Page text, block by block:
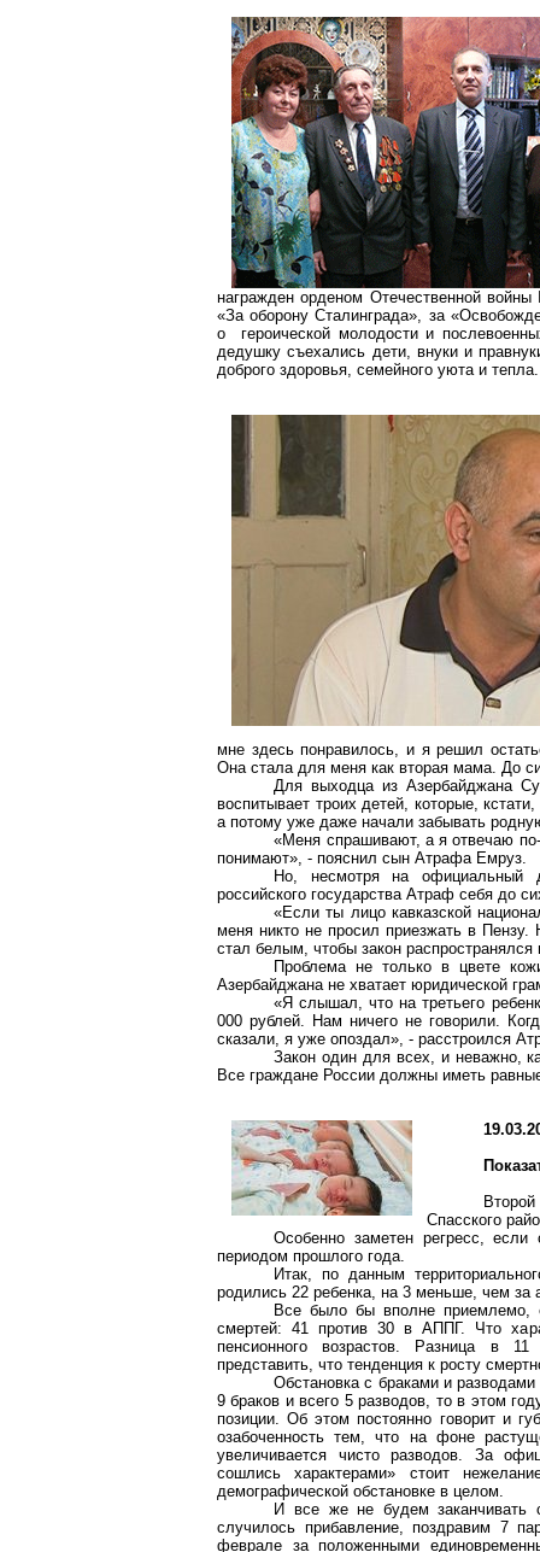
награжден орденом Отечественной
«За оборону Сталинграда», за
о
героической молодости и
дедушку съехались дети, внуки и
доброго здоровья, семейного уюта и тепла.
мне здесь понравилось, и я решил
Она стала для меня как вторая мама. До
Для выходца из Азербайджана
воспитывает троих детей, которые,
а потому уже даже начали забывать
«Меня спрашивают, а я отвечаю
понимают», - пояснил сын Атрафа Емруз.
Но, несмотря на официальный
российского государства Атраф себя до
«Если ты лицо кавказской
меня никто не просил приезжать в
стал белым, чтобы закон
Проблема не только в цвете
Азербайджана не хватает юридической
«Я слышал, что на третьего
000 рублей. Нам ничего не говорили.
сказали, я уже опоздал», - расстроился
Закон один для всех, и неважно,
Все граждане России должны иметь
Спасского
Особенно заметен регресс,
периодом прошлого года.
Итак, по данным
родились 22 ребенка, на 3 меньше, чем
Все было бы вполне приемлемо,
смертей: 41 против 30 в АППГ. Что
пенсионного возрастов. Разница в
представить, что тенденция к росту
Обстановка с браками и
9 браков и всего 5 разводов, то в этом
позиции. Об этом постоянно говорит и
озабоченность тем, что на фоне
увеличивается чисто разводов. За
сошлись характерами» стоит
демографической обстановке в целом.
И все же не будем заканчивать
случилось прибавление, поздравим 7
феврале за положенными